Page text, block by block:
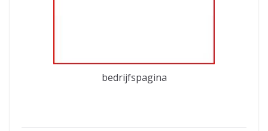
bedrijfspagina